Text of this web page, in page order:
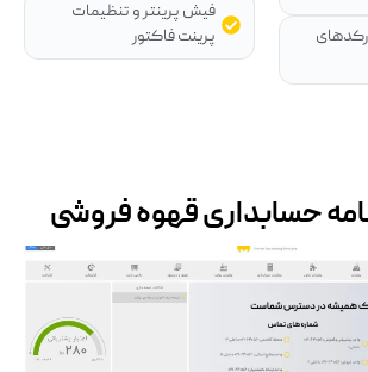
فیش پرینتر و تنظیمات
پرینت فاکتور
حسابداری قهوه فروشی